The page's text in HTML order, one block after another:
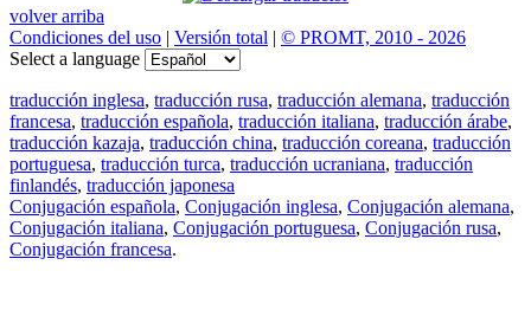
volver arriba
Condiciones del uso | Versión total | © PROMT, 2010 - 2026
Select a language
traducción inglesa, traducción rusa, traducción alemana, traducción
francesa, traducción española, traducción italiana, traducción árabe,
traducción kazaja, traducción china, traducción coreana, traducción
portuguesa, traducción turca, traducción ucraniana, traducción
finlandés, traducción japonesa
Conjugación española, Conjugación inglesa, Conjugación alemana,
Conjugación italiana, Conjugación portuguesa, Conjugación rusa,
Conjugación francesa.